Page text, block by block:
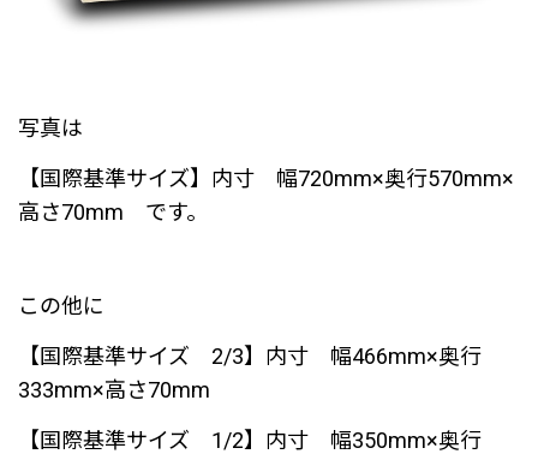
写真は
【国際基準サイズ】内寸 幅720mm×奥行570mm×
高さ70mm です。
この他に
【国際基準サイズ 2/3】内寸 幅466mm×奥行
333mm×高さ70mm
【国際基準サイズ 1/2】内寸 幅350mm×奥行